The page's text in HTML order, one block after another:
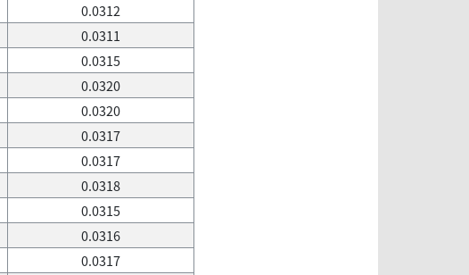
0.0312
0.0311
0.0315
0.0320
0.0320
0.0317
0.0317
0.0318
0.0315
0.0316
0.0317